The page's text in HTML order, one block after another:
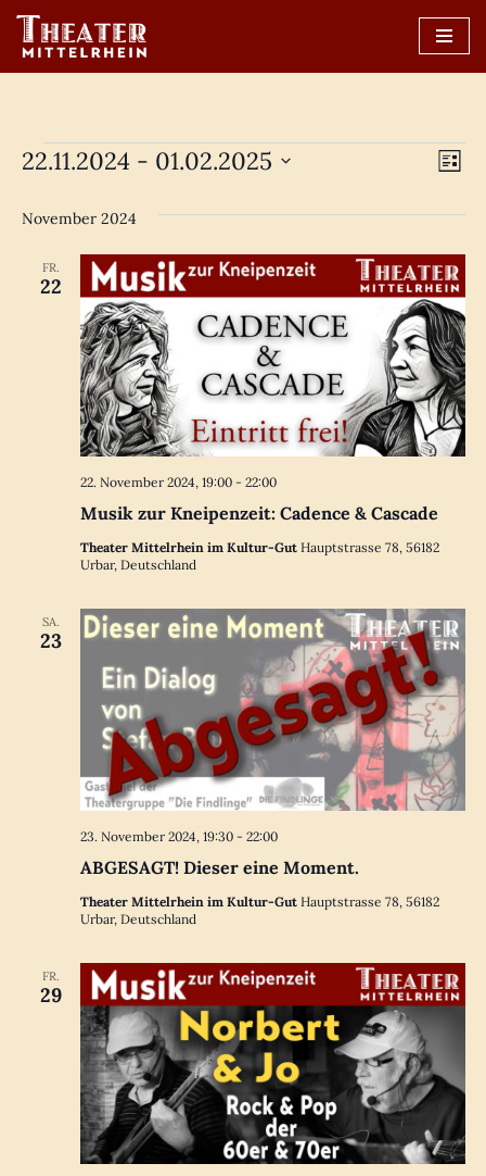
Zum
Liste
22.11.2024 - 01.02.2025
wählen.
November 2024
FR.
22
Musik zur Kneipenzeit: Cadence & Cascade
22. November 2024, 19:00- 22:00
Theater Mittelrhein im Kultur-Gut Hauptstrasse 78, 56182
Urbar, Deutschland
SA.
23
ABGESAGT! Dieser eine Moment.
23. November 2024, 19:30- 22:00
Theater Mittelrhein im Kultur-Gut Hauptstrasse 78, 56182
Urbar, Deutschland
FR.
29